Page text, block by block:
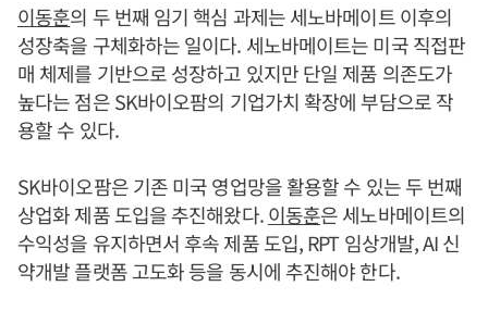
이동훈의 두 번째 임기 핵심 과제는 세노바메이트 이후의
성장축을 구체화하는 일이다. 세노바메이트는 미국 직접판
매 체제를 기반으로 성장하고 있지만 단일 제품 의존도가
높다는 점은 SK바이오팜의 기업가치 확장에 부담으로 작
용할 수 있다.
SK바이오팜은 기존 미국 영업망을 활용할 수 있는 두 번째
상업화 제품 도입을 추진해왔다.이동훈은 세노바메이트의
수익성을 유지하면서 후속 제품 도입, RPT 임상개발, AI 신
약개발 플랫폼 고도화 등을 동시에 추진해야 한다.